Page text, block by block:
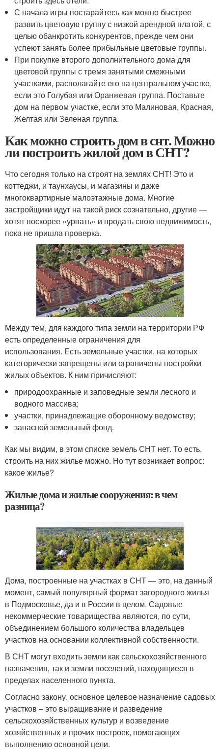
С начала игры постарайтесь как можно быстрее
развить цветовую группу с низкой арендной платой, с
целью обанкротить конкурентов, прежде чем они
успеют занять более прибыльные цветовые группы.
При покупке второго дополнительного дома для
цветовой группы с тремя занятыми смежными
участками, располагайте его на центральном участке,
если это Голубая или Оранжевая группа. Поставьте
дом на первом участке, если это Малиновая, Красная,
Желтая или Зеленая группа.
Как можно строить дом в снт. Можно
ли построить жилой дом в СНТ?
Что сегодня только на строят на землях СНТ! Это и
коттеджи, и таунхаусы, и магазины и даже
многоквартирные малоэтажные дома. Многие
застройщики идут на такой риск сознательно, другие —
хотят поскорее «урвать» и продать свою недвижимость,
пока не пришла проверка.
Между тем, для каждого типа земли на территории РФ
есть определенные ограничения для
использования. Есть земельные участки, на которых
категорически запрещены или ограничены постройки
жилых объектов. К ним причисляют:
природоохранные и заповедные земли лесного и
водного массива;
участки, принадлежащие оборонному ведомству;
запасной земельный фонд.
Как мы видим, в этом списке земель СНТ нет. То есть,
строить на них жилье можно. Но тут возникает вопрос:
какое жилье?
Жилые дома и жилые сооружения: в чем
разница?
Дома, построенные на участках в СНТ — это, на данный
момент, самый популярный формат загородного жилья
в Подмосковье, да и в России в целом. Садовые
некоммерческие товарищества являются, по сути,
объединением большого количества владельцев
участков на основании коллективной собственности.
В СНТ могут входить земли как сельскохозяйственного
назначения, так и земли поселений, находящиеся в
пределах населенного пункта.
Согласно закону, основное целевое назначение садовых
участков – это выращивание и разведение
сельскохозяйственных культур и возведение
хозяйственных и прочих построек, помогающих
выполнению основной цели.